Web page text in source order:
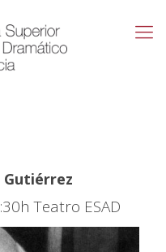
Gutiérrez
Teatro ESAD